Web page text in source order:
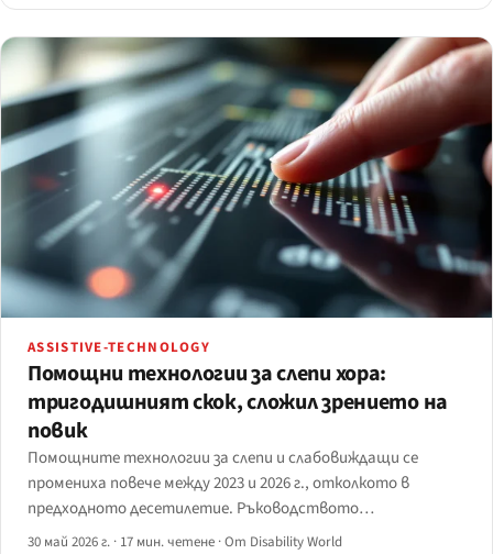
ASSISTIVE-TECHNOLOGY
Помощни технологии за слепи хора:
тригодишният скок, сложил зрението на
повик
Помощните технологии за слепи и слабовиждащи се
промениха повече между 2023 и 2026 г., отколкото в
предходното десетилетие. Ръководството
картографира реалните иновации — Be My AI, Ray-Ban
30 май 2026 г. · 17 мин. четене ·От Disability World